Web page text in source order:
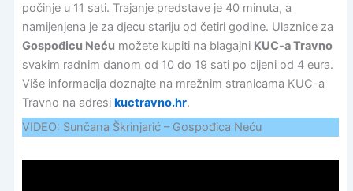
počinje u 11 sati. Trajanje predstave je 40 minuta, a
namijenjena je za djecu stariju od četiri godine. Ulaznice za
Gospođicu Neću možete kupiti na blagajni KUC-a Travno
svakim radnim danom od 10 do 19 sati po cijeni od 4 eura.
Više informacija doznajte na mrežnim stranicama KUC-a
Travno na adresi kuctravno.hr.
VIDEO: Sunčana Škrinjarić – Gospođica Neću